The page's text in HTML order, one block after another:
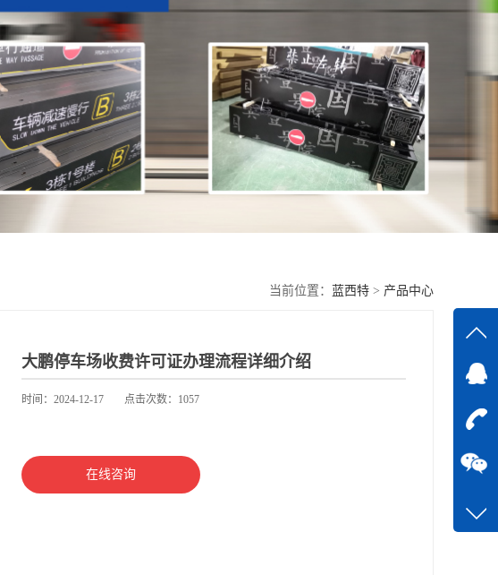
当前位置： 蓝西特 > 产品中心
大鹏停车场收费许可证办理流程详细介绍
时间：2024-12-17 点击次数：1057
在线咨询
在线
在
咨询
客服